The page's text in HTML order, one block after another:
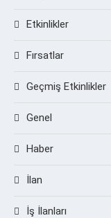
Etkinlikler
Fırsatlar
Geçmiş Etkinlikler
Genel
Haber
İlan
İş İlanları